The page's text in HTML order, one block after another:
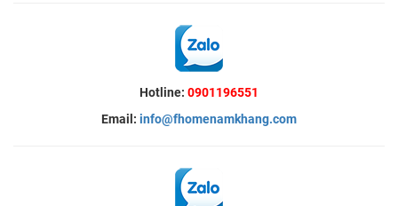
Hotline: 0901196551
Email: info@fhomenamkhang.com